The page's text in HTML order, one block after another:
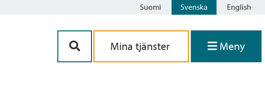
Suomi Svenska English
Mina tjänster Meny